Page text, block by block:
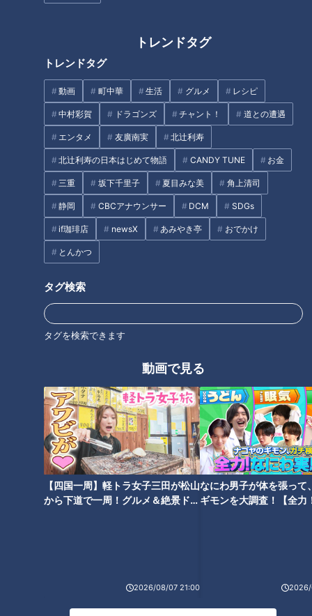
トレンドタグ
トレンドタグ
動画 町中華 生活 グルメ レシピ
中村彩賀 ドラゴンズ チャント！ 道との遭遇
エンタメ 友廣南実 北辻利寿
北辻利寿の日本はじめて物語 CANDY TUNE お金
三重 坂下千里子 夏目みな美 角上清司
静岡 CBCアナウンサー DCM SDGs
if珈琲店 newsX あみやき亭 おでかけ
とんかつ
タグ検索
タグを検索できます
動画で見る
【四国一周】軽トラ女子三田が松山
から下道で一周！グルメ＆絶景ドラ
2026/08/07 21:00
なにわ男子が体を張って
ギモンを大調査！【全力
2026/
出現…謎だらけの廃道の秘密と
リスナーの嘆き「農家の嫁はつ
らいよ！」
【祝5万人】ウラオモ大反省会
に行ってきた柳沢P #みてちょ
てれび #柳沢アナ #榊原アナ #
夏目アナ #永岡アナ #CBC
タグ
おでかけ よしお兄さん 三重
殖魚「伊勢まだい」と「伊勢ぶ
り」 驚きのおいしさを生む“特
別なエサ”とは
きイセエビの生態に迫る 三重・
志摩市「三重県水産研究所」の
挑戦とは？